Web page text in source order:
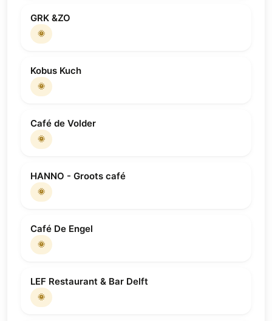
GRK &ZO
🌞
Kobus Kuch
🌞
Café de Volder
🌞
HANNO - Groots café
🌞
Café De Engel
🌞
LEF Restaurant & Bar Delft
🌞